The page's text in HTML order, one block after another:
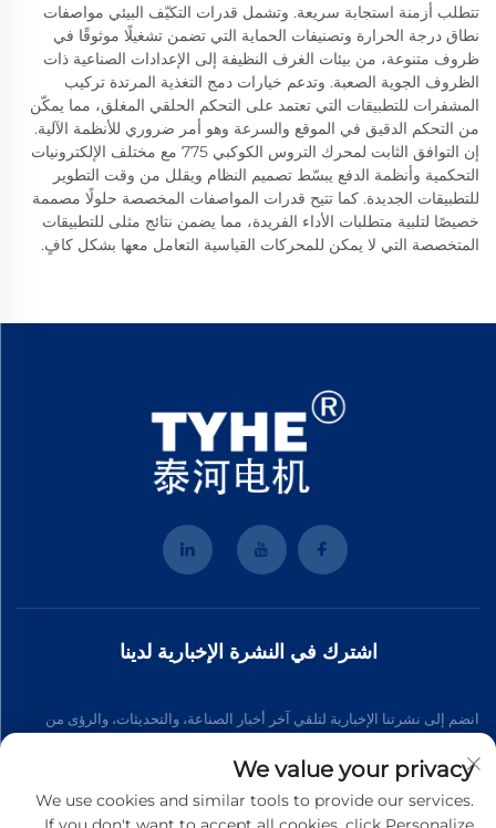
تتطلب أزمنة استجابة سريعة. وتشمل قدرات التكيّف البيئي مواصفات
نطاق درجة الحرارة وتصنيفات الحماية التي تضمن تشغيلًا موثوقًا في
ظروف متنوعة، من بيئات الغرف النظيفة إلى الإعدادات الصناعية ذات
الظروف الجوية الصعبة. وتدعم خيارات دمج التغذية المرتدة تركيب
المشفرات للتطبيقات التي تعتمد على التحكم الحلقي المغلق، مما يمكّن
من التحكم الدقيق في الموقع والسرعة وهو أمر ضروري للأنظمة الآلية.
إن التوافق الثابت لمحرك التروس الكوكبي 775 مع مختلف الإلكترونيات
التحكمية وأنظمة الدفع يبسّط تصميم النظام ويقلل من وقت التطوير
للتطبيقات الجديدة. كما تتيح قدرات المواصفات المخصصة حلولًا مصممة
خصيصًا لتلبية متطلبات الأداء الفريدة، مما يضمن نتائج مثلى للتطبيقات
المتخصصة التي لا يمكن للمحركات القياسية التعامل معها بشكل كافٍ.
اشترك في النشرة الإخبارية لدينا
انضم إلى نشرتنا الإخبارية لتلقي آخر أخبار الصناعة، والتحديثات، والرؤى من
فريقنا.
We value your privacy
We use cookies and similar tools to provide our services.